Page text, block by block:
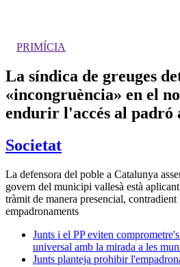
PRIMÍCIA
La síndica de greuges
«incongruència» en el
endurir l'accés al padró
Societat
La defensora del poble a Catalunya
govern del municipi vallesà està
tràmit de manera presencial,
empadronaments
Junts i el PP eviten
universal amb la mirada a les
Junts planteja prohibir